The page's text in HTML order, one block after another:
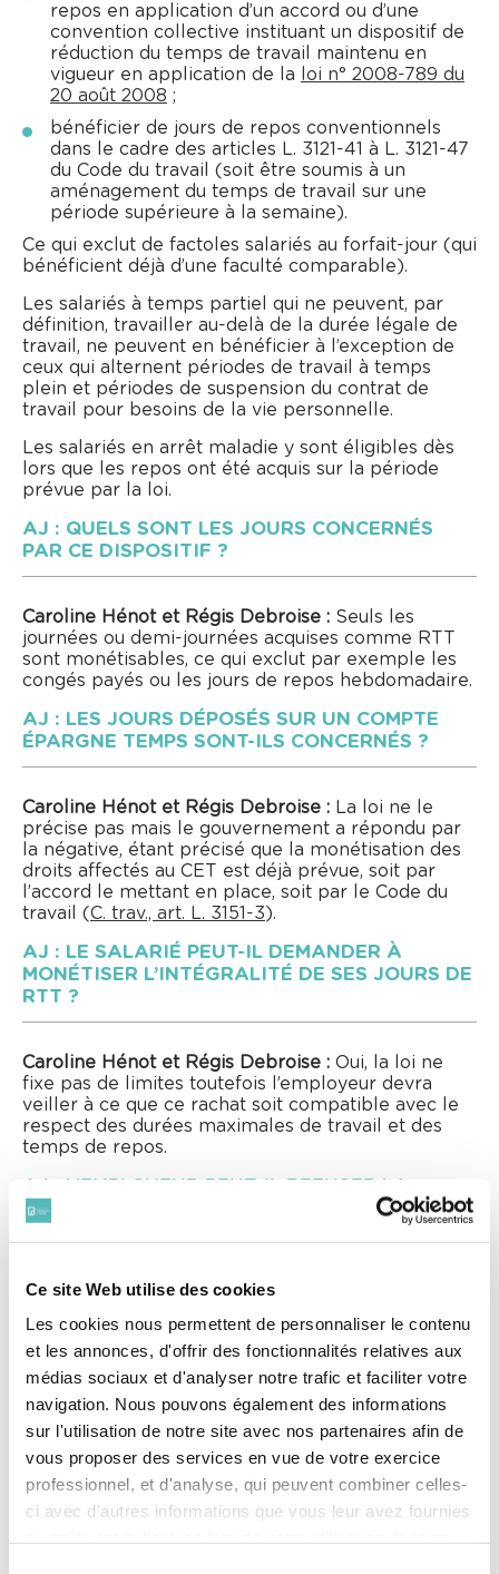
Ce site Web utilise des cookies
Les cookies nous permettent de personnaliser le contenu
et les annonces, d'offrir des fonctionnalités relatives aux
médias sociaux et d'analyser notre trafic et faciliter votre
navigation. Nous pouvons également des informations
sur l'utilisation de notre site avec nos partenaires afin de
vous proposer des services en vue de votre exercice
professionnel, et d'analyse, qui peuvent combiner celles-
ci avec d'autres informations que vous leur avez fournies
repos en application d’un accord ou d’une
convention collective instituant un dispositif de
réduction du temps de travail maintenu en
vigueur en application de la
loi n° 2008-789 du
20 août 2008 ;
bénéficier de jours de repos conventionnels
dans le cadre des articles L. 3121-41 à L. 3121-47
du Code du travail (soit être soumis à un
aménagement du temps de travail sur une
période supérieure à la semaine).
Ce qui exclut de factoles salariés au forfait-jour (qui
bénéficient déjà d’une faculté comparable).
Les salariés à temps partiel qui ne peuvent, par
définition, travailler au-delà de la durée légale de
travail, ne peuvent en bénéficier à l’exception de
ceux qui alternent périodes de travail à temps
plein et périodes de suspension du contrat de
travail pour besoins de la vie personnelle.
Les salariés en arrêt maladie y sont éligibles dès
lors que les repos ont été acquis sur la période
prévue par la loi.
AJ : QUELS SONT LES JOURS CONCERNÉS
PAR CE DISPOSITIF ?
Caroline Hénot et Régis Debroise : Seuls les
journées ou demi-journées acquises comme RTT
sont monétisables, ce qui exclut par exemple les
congés payés ou les jours de repos hebdomadaire.
AJ : LES JOURS DÉPOSÉS SUR UN COMPTE
ÉPARGNE TEMPS SONT-ILS CONCERNÉS ?
Caroline Hénot et Régis Debroise : La loi ne le
précise pas mais le gouvernement a répondu par
la négative, étant précisé que la monétisation des
droits affectés au CET est déjà prévue, soit par
l’accord le mettant en place, soit par le Code du
travail (C. trav., art. L. 3151-3).
AJ : LE SALARIÉ PEUT-IL DEMANDER À
MONÉTISER L’INTÉGRALITÉ DE SES JOURS DE
RTT ?
Caroline Hénot et Régis Debroise : Oui, la loi ne
fixe pas de limites toutefois l’employeur devra
veiller à ce que ce rachat soit compatible avec le
respect des durées maximales de travail et des
temps de repos.
AJ : L’EMPLOYEUR PEUT-IL REFUSER LA
MONÉTISATION DES RTT ? PEUT-IL LIMITER
LA MONÉTISATION À UN NOMBRE MAXIMAL
Caroline Hénot et Régis Debroise :Oui, la loi
accord avec l’employeur ». L’employeur est donc
libre d’accepter le rachat en tout ou partie.
AJ : COMMENT LE SALARIÉ DOIT-IL
DEMANDER LA MONÉTISATION DES RTT À
SON EMPLOYEUR ?